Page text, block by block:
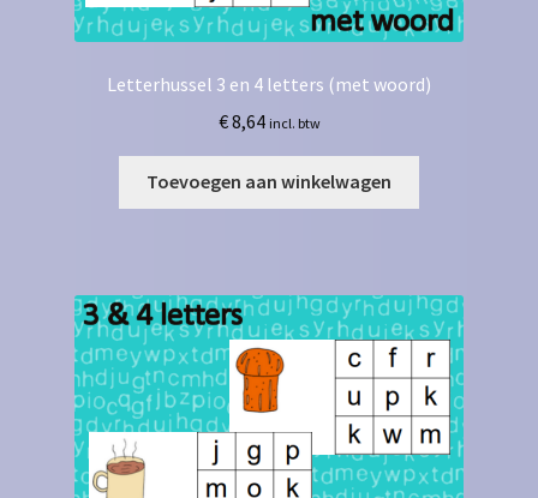
Winkel
Letterhussel 3 en 4 letters (met woord)
€8,64 incl. btw
Toevoegen aan winkelwagen